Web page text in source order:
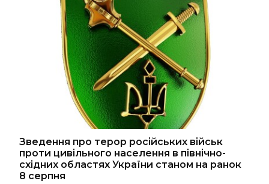
Зведення про терор російських військ
проти цивільного населення в північно-
східних областях України станом на ранок
8 серпня